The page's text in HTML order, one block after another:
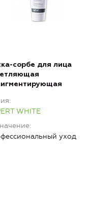
сорбе для лица
WHITE
уход